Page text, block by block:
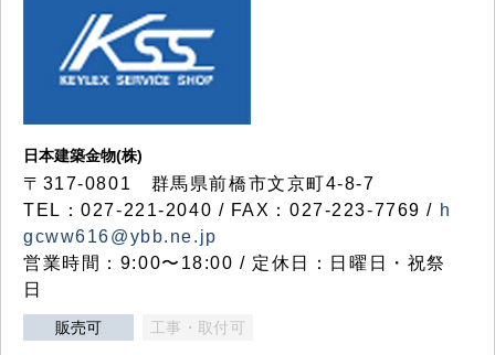
日本建築金物(株)
〒317‐0801 群馬県前橋市文京町4-8-7
TEL：027-221-2040 / FAX：027-223-7769 / h
gcww616@ybb.ne.jp
営業時間：9:00〜18:00 / 定休日：日曜日・祝祭
日
販売可 工事・取付可